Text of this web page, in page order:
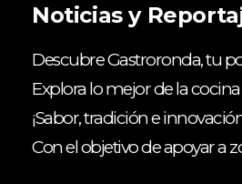
Noticias y
Descubre Gastroronda, tu
Explora lo mejor de la
¡Sabor, tradición e
Con el objetivo de apoyar a